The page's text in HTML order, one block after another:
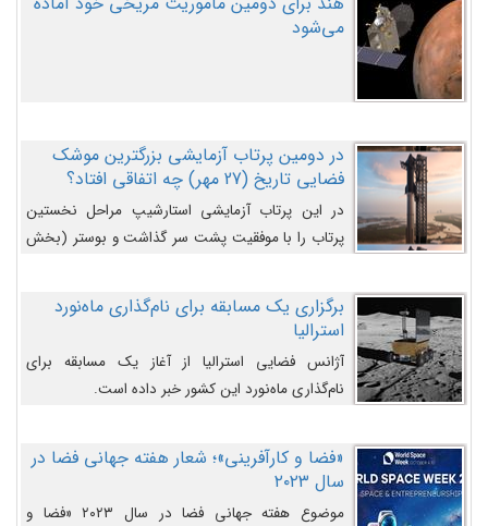
می‌شود
در دومین پرتاب آزمایشی بزرگترین موشک
فضایی تاریخ (27 مهر‌) چه اتفاقی افتاد؟
در این پرتاب آزمایشی استارشیپ مراحل نخستین
پرتاب را با موفقیت پشت سر گذاشت و بوستر (بخش
را وارد مسیر از پیش تعیین‌شده کند و سپس با یک
مکانیزم جدید با موفقیت از آن جدا شود. ‌
برگزاری یک مسابقه برای نام‌گذاری ماه‌نورد
استرالیا
آژانس فضایی استرالیا از آغاز یک مسابقه برای
نام‌گذاری ماه‌نورد این کشور خبر داده است.
«فضا و کارآفرینی»؛ شعار هفته جهانی فضا در
سال ۲۰۲۳
موضوع هفته جهانی فضا در سال ۲۰۲۳ «فضا و